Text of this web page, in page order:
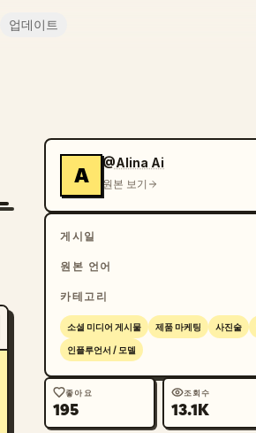
업데이트
A
@Alina Ai
원본 보기
게시일
원본 언어
카테고리
소셜 미디어 게시물 제품 마케팅 사진술
인플루언서 / 모델
좋아요
195
조회수
13.1K